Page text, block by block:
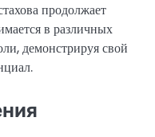
продолжает
в различных
демонстрируя свой